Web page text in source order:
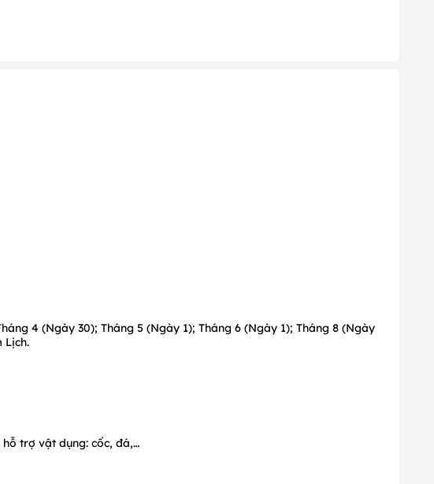
4 (Ngày 30); Tháng 5 (Ngày 1); Tháng 6 (Ngày 1); Tháng 8 (Ngày
Lịch.
trợ vật dụng: cốc, đá,…